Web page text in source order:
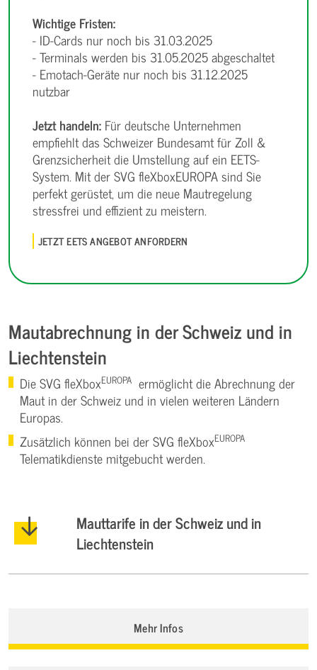
Wichtige Fristen:
- ID-Cards nur noch bis 31.03.2025
- Terminals werden bis 31.05.2025 abgeschaltet
- Emotach-Geräte nur noch bis 31.12.2025
nutzbar
Jetzt handeln: Für deutsche Unternehmen
empfiehlt das Schweizer Bundesamt für Zoll &
Grenzsicherheit die Umstellung auf ein EETS-
System. Mit der SVG fleXboxEUROPA sind Sie
perfekt gerüstet, um die neue Mautregelung
stressfrei und effizient zu meistern.
JETZT EETS ANGEBOT ANFORDERN
Mautabrechnung in der Schweiz und in
Liechtenstein
Die SVG fleXboxEUROPA ermöglicht die Abrechnung der
Maut in der Schweiz und in vielen weiteren Ländern
Europas.
Zusätzlich können bei der SVG fleXboxEUROPA
Telematikdienste mitgebucht werden.
Mauttarife in der Schweiz und in
Liechtenstein
Mehr Infos